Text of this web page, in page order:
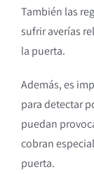
También las
sufrir averías
la puerta.
Además, es
para detectar
puedan
cobran
puerta.